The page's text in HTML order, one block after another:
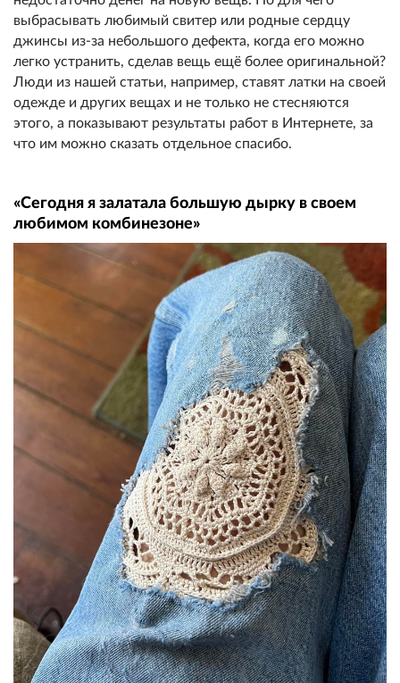
выбрасывать любимый свитер или родные сердцу
джинсы из-за небольшого дефекта, когда его можно
легко устранить, сделав вещь ещё более оригинальной?
Люди из нашей статьи, например, ставят латки на своей
одежде и других вещах и не только не стесняются
этого, а показывают результаты работ в Интернете, за
что им можно сказать отдельное спасибо.
«Сегодня я залатала большую дырку в своем
любимом комбинезоне»